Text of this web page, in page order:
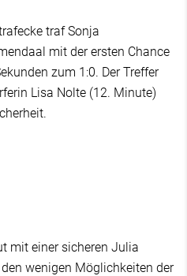
traf Sonja
mit der ersten Chance
zum 1:0. Der Treffer
Lisa Nolte (12. Minute)
mit einer sicheren Julia
wenigen Möglichkeiten der